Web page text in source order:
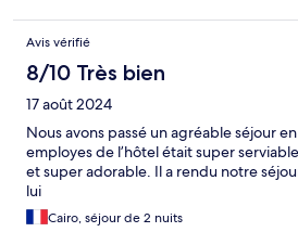
Avis vérifié
8/10 Très bien
17 août 2024
Nous avons passé un agréable séjour
employes de l’hôtel était super
et super adorable. Il a rendu notre
lui
Cairo, séjour de 2 nuits